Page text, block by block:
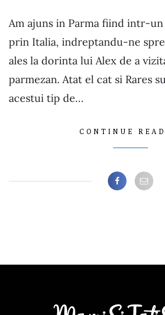
Am ajuns in Parma fiind intr-
prin Italia, indreptandu-ne
ales la dorinta lui Alex de a
parmezan. Atat el cat si Rares
acestui tip de…
CONTINUE